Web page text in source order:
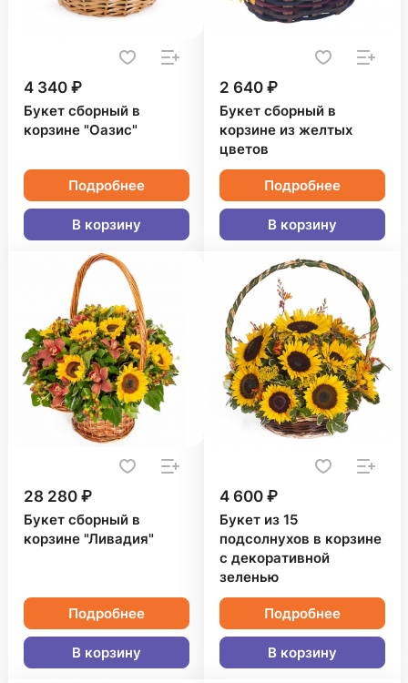
4 340 ₽
Букет сборный в
корзине "Оазис"
Подробнее
В корзину
2 640 ₽
Букет сборный в
корзине из желтых
цветов
Подробнее
В корзину
28 280 ₽
Букет сборный в
корзине "Ливадия"
Подробнее
В корзину
4 600 ₽
Букет из 15
подсолнухов в корзине
с декоративной
зеленью
Подробнее
В корзину